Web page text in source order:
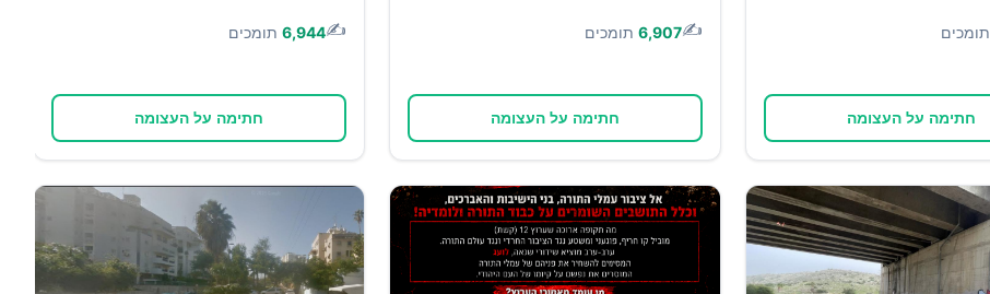
תומכים
חתימה על העצומה
✍️
6,907 תומכים
חתימה על העצומה
✍️
6,944 תומכים
חתימה על העצומה